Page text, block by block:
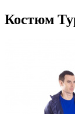
Костюм